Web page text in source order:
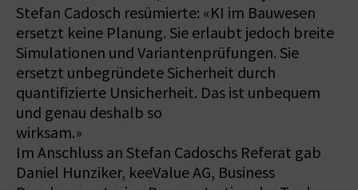
Stefan Cadosch resümierte: «KI im Bauwesen
ersetzt keine Planung. Sie erlaubt jedoch breite
Simulationen und Variantenprüfungen. Sie
ersetzt unbegründete Sicherheit durch
quantifizierte Unsicherheit. Das ist unbequem
und genau deshalb so
wirksam.»
Im Anschluss an Stefan Cadoschs Referat gab
Daniel Hunziker, keeValue AG, Business